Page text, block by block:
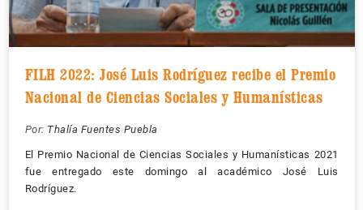
FILH 2022: José Luis Rodríguez recibe el Premio
Nacional de Ciencias Sociales y Humanísticas
Por: Thalía Fuentes Puebla
El Premio Nacional de Ciencias Sociales y Humanísticas 2021
fue entregado este domingo al académico José Luis
Rodríguez.